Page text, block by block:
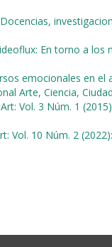
En torno a los
emocionales en el
Arte, Ciencia,
Vol. 3 Núm. 1
Vol. 10 Núm. 2